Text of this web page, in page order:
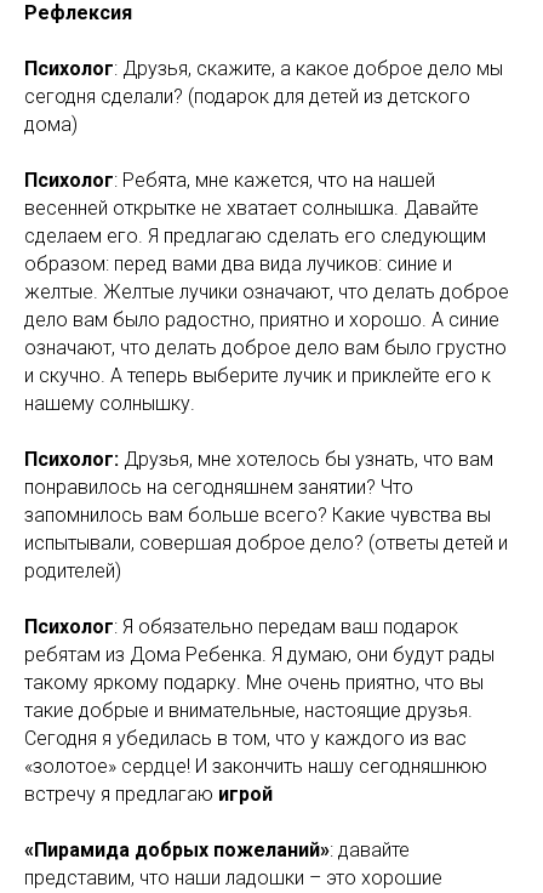
Рефлексия
Психолог: Друзья, скажите, а какое доброе дело мы
сегодня сделали? (подарок для детей из детского
дома)
Психолог: Ребята, мне кажется, что на нашей
весенней открытке не хватает солнышка. Давайте
сделаем его. Я предлагаю сделать его следующим
образом: перед вами два вида лучиков: синие и
желтые. Желтые лучики означают, что делать доброе
дело вам было радостно, приятно и хорошо. А синие
означают, что делать доброе дело вам было грустно
и скучно. А теперь выберите лучик и приклейте его к
нашему солнышку.
Психолог: Друзья, мне хотелось бы узнать, что вам
понравилось на сегодняшнем занятии? Что
запомнилось вам больше всего? Какие чувства вы
испытывали, совершая доброе дело? (ответы детей и
родителей)
Психолог: Я обязательно передам ваш подарок
ребятам из Дома Ребенка. Я думаю, они будут рады
такому яркому подарку. Мне очень приятно, что вы
такие добрые и внимательные, настоящие друзья.
Сегодня я убедилась в том, что у каждого из вас
«золотое» сердце! И закончить нашу сегодняшнюю
встречу я предлагаю игрой
«Пирамида добрых пожеланий»: давайте
представим, что наши ладошки – это хорошие